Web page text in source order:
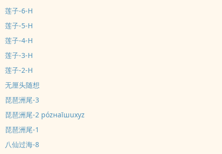
莲子-6-H
莲子-5-H
莲子-4-H
莲子-3-H
莲子-2-H
无厘头随想
琵琶洲尾-3
琵琶洲尾-2 pózнaīшuxуz
琵琶洲尾-1
八仙过海-8